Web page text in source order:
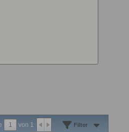
von 1 Filter